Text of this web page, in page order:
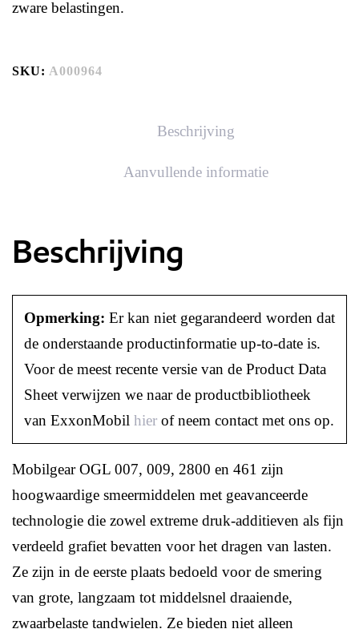
zware belastingen.
SKU: A000964
Beschrijving
Aanvullende informatie
Beschrijving
Opmerking: Er kan niet gegarandeerd worden dat
de onderstaande productinformatie up-to-date is.
Voor de meest recente versie van de Product Data
Sheet verwijzen we naar de productbibliotheek
van ExxonMobil hier of neem contact met ons op.
Mobilgear OGL 007, 009, 2800 en 461 zijn
hoogwaardige smeermiddelen met geavanceerde
technologie die zowel extreme druk-additieven als fijn
verdeeld grafiet bevatten voor het dragen van lasten.
Ze zijn in de eerste plaats bedoeld voor de smering
van grote, langzaam tot middelsnel draaiende,
zwaarbelaste tandwielen. Ze bieden niet alleen